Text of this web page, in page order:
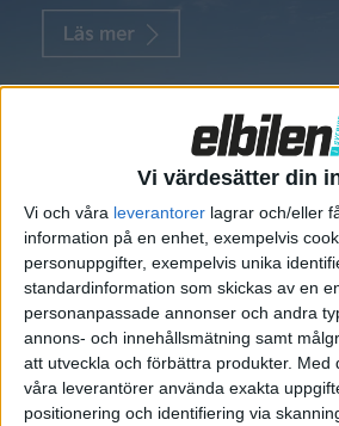
Vi värdesätter din
Vi och våra leverantorer lagrar och/eller
information på en enhet, exempelvis
personuppgifter, exempelvis unika
standardinformation som skickas av en
personanpassade annonser och andra
annons- och innehållsmätning samt
att utveckla och förbättra produkter. Med
våra leverantörer använda exakta
positionering och identifiering via
Eldriven
transportbil
drar 153 ton
Hör du till dem som framför
allt är intresserad av hur
släp en bil kan dra? Den som
säker på att verkligen få med
sig allt bör ta en närmre
på den eldrivna
Iveco eDaily. Redan den
maximala släpvagnsvikten